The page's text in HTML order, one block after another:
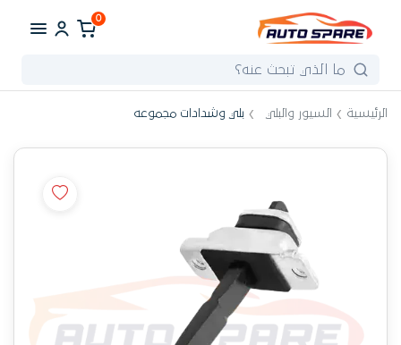
0
الرئيسية السيور والبلي بلي وشدادات مجموعه